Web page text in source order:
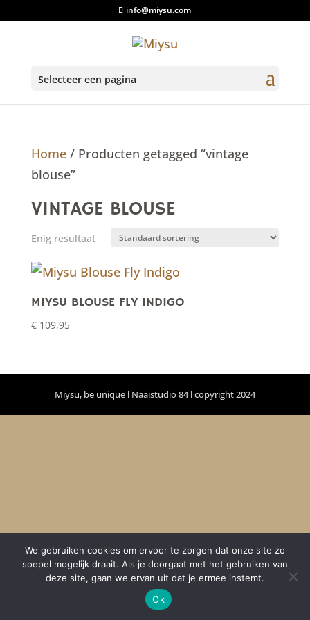
info@miysu.com
Selecteer een pagina
Home/ Producten getagged “vintage
blouse”
VINTAGE BLOUSE
Enig resultaat
MIYSU BLOUSE FLY INDIGO
€109,95
Miysu, be unique l Naaistudio 84 l copyright 2024
We gebruiken cookies om ervoor te zorgen dat onze site zo
soepel mogelijk draait. Als je doorgaat met het gebruiken van
deze site, gaan we ervan uit dat je ermee instemt.
Ok